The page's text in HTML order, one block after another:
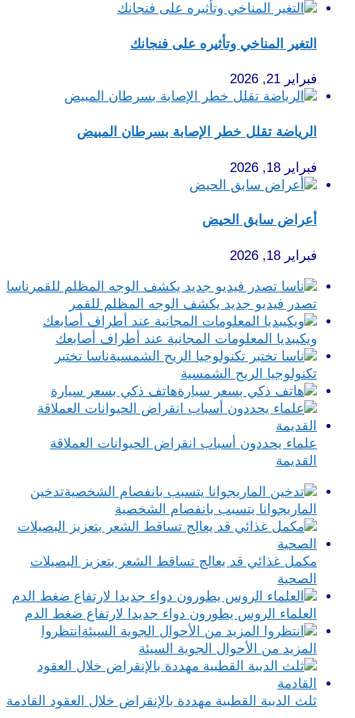
التغير المناخي وتأثيره على فنجانك
فبراير 21, 2026
الرياضة تقلل خطر الإصابة بسرطان المبيض
فبراير 18, 2026
أعراض سابق الحيض
فبراير 18, 2026
ناسا
تصدر فيديو جديد يكشف الوجه المظلم للقمر
ويكيبديا المعلومات المجانية عند أطراف أصابعك
ناسا تختبر
تكنولوجيا الريح الشمسية
هاتف ذكي بسعر سيارة
علماء يحددون أسباب انقراض الحيوانات العملاقة
القديمة
تدخين
الماريجوانا يتسبب بانفصام الشخصية
مكمل غذائي قد يعالج تساقط الشعر بتعزيز البصيلات
الصحية
العلماء الروس يطورون دواء جديدا لارتفاع ضغط الدم
انتظروا
المزيد من الأحوال الجوية السيئة
ثلث الدببة القطبية مهددة بالإنقراض خلال العقود القادمة